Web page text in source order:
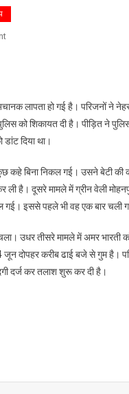
On
तीन
नाबालिक
लापता,
तलाश
में
पुलिस
लापता हो गई है। परिजनों ने
को शिकायत दी है। पीड़ित ने
दिया था।
कुछ कहे बिना निकल गई। उसने बेटी
ली है। दूसरे मामले में ग्रीन वेली
इससे पहले भी वह एक बार चली
उधर तीसरे मामले में अमर
दोपहर करीब ढाई बजे से गुम है।
दर्ज कर तलाश शुरू कर दी है।